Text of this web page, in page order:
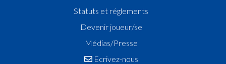
Statuts et réglements
Devenir joueur/se
Médias/Presse
Ecrivez-nous